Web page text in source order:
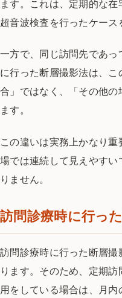
ます。これは、定期的な
超音波検査を行ったケース
一方で、同じ訪問先であ
に行った断層撮影法は、
合」ではなく、「その他
ます。
この違いは実務上かなり
場では連続して見えやす
りません。
訪問診療時に行っ
訪問診療時に行った断層撮
ります。そのため、定期
用をしている場合は、月内